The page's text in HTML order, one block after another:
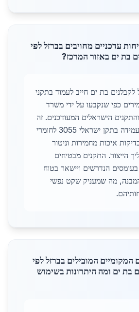
עדכניים מחויבים בברזל לפי
בת ים באזור המרכז?
לקבלנים בת ים חייב לעמוד בתקני
כפי שנקבעו על ידי משרד
והתקנים הישראלים המעודכנים. זה
כולל בין היתר עמידה בתקן ישראלי 3055 לחומרי
איכות מחמירות וניטור
הייצור. התקנים מבטיחים
הנדרשים ויישאר בטוח
מה שמעניק שקט נפשי
המובילים בברזל לפי
בת ים ומה היתרונות בשימוש